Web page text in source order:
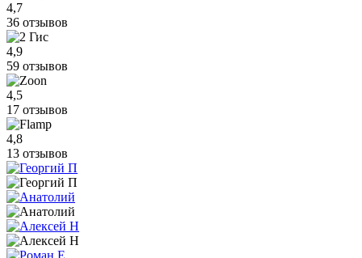
4,7
36 отзывов
4,9
59 отзывов
4,5
17 отзывов
4,8
13 отзывов